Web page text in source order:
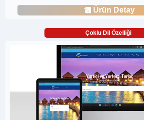
Ürün Detay
Çoklu Dil Özelliği